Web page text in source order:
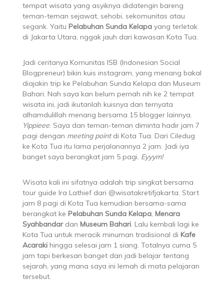
tempat wisata yang asyiknya didatengin bareng
teman-teman sejawat, sehobi, sekomunitas atau
segank. Yaitu Pelabuhan Sunda Kelapayang terletak
di Jakarta Utara, nggak jauh dari kawasan Kota Tua.
Jadi ceritanya Komunitas ISB (Indonesian Social
Blogpreneur) bikin kuis instagram, yang menang bakal
diajakin trip ke Pelabuhan Sunda Kelapa dan Museum
Bahari. Nah saya kan belum pernah nih ke 2 tempat
wisata ini, jadi ikutanlah kuisnya dan ternyata
alhamdulillah menang bersama 15 blogger lainnya.
Yippieee. Saya dan teman-teman diminta hadir jam 7
pagi dengan meeting pointdi Kota Tua. Dari Ciledug
ke Kota Tua itu lama perjalanannya 2 jam. Jadi iya
banget saya berangkat jam 5 pagi. Eyyym!
Wisata kali ini sifatnya adalah trip singkat bersama
tour guide Ira Lathief dari @wisatakretifjakarta. Start
jam 8 pagi di Kota Tua kemudian bersama-sama
berangkat ke Pelabuhan Sunda Kelapa, Menara
Syahbandardan Museum Bahari. Lalu kembali lagi ke
Kota Tua untuk meracik minuman tradisional di Kafe
Acarakihingga selesai jam 1 siang. Totalnya cuma 5
jam tapi berkesan banget dan jadi belajar tentang
sejarah, yang mana saya ini lemah di mata pelajaran
tersebut.